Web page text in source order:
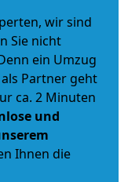
wir sind
Sie nicht
ein Umzug
Partner geht
ca. 2 Minuten
und
Ihnen die